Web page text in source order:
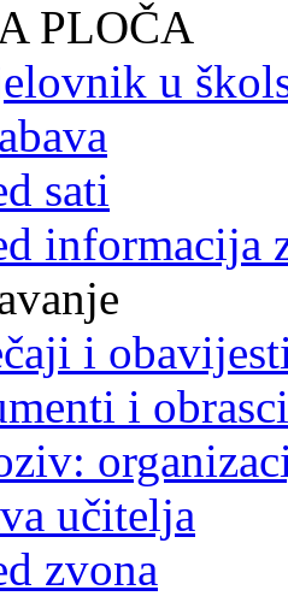
PLOČA
u
sati
informacija
i
i obrasci
učitelja
zvona